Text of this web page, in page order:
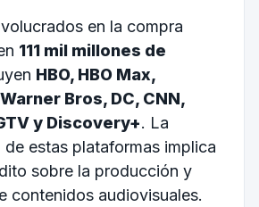
en la compra
111 mil millones de
HBO, HBO Max,
Bros, DC, CNN,
y Discovery+. La
estas plataformas implica
sobre la producción y
contenidos audiovisuales.